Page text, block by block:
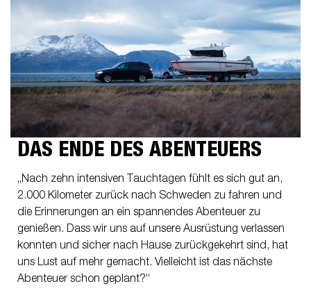
DAS ENDE DES ABENTEUERS
„Nach zehn intensiven Tauchtagen fühlt es sich gut an,
2.000 Kilometer zurück nach Schweden zu fahren und
die Erinnerungen an ein spannendes Abenteuer zu
genießen. Dass wir uns auf unsere Ausrüstung verlassen
konnten und sicher nach Hause zurückgekehrt sind, hat
uns Lust auf mehr gemacht. Vielleicht ist das nächste
Abenteuer schon geplant?“